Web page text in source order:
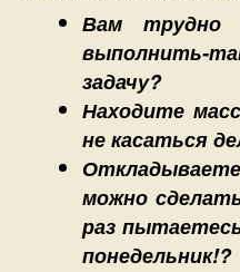
Вам трудно
выполнить-
задачу?
Находите
не касаться
можно
раз
понедельник!?